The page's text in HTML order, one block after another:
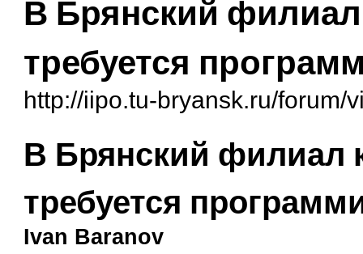
В Брянский
требуется
http://iipo.tu-bryansk.ru/forum/
В Брянский филиал
требуется
Ivan Baranov